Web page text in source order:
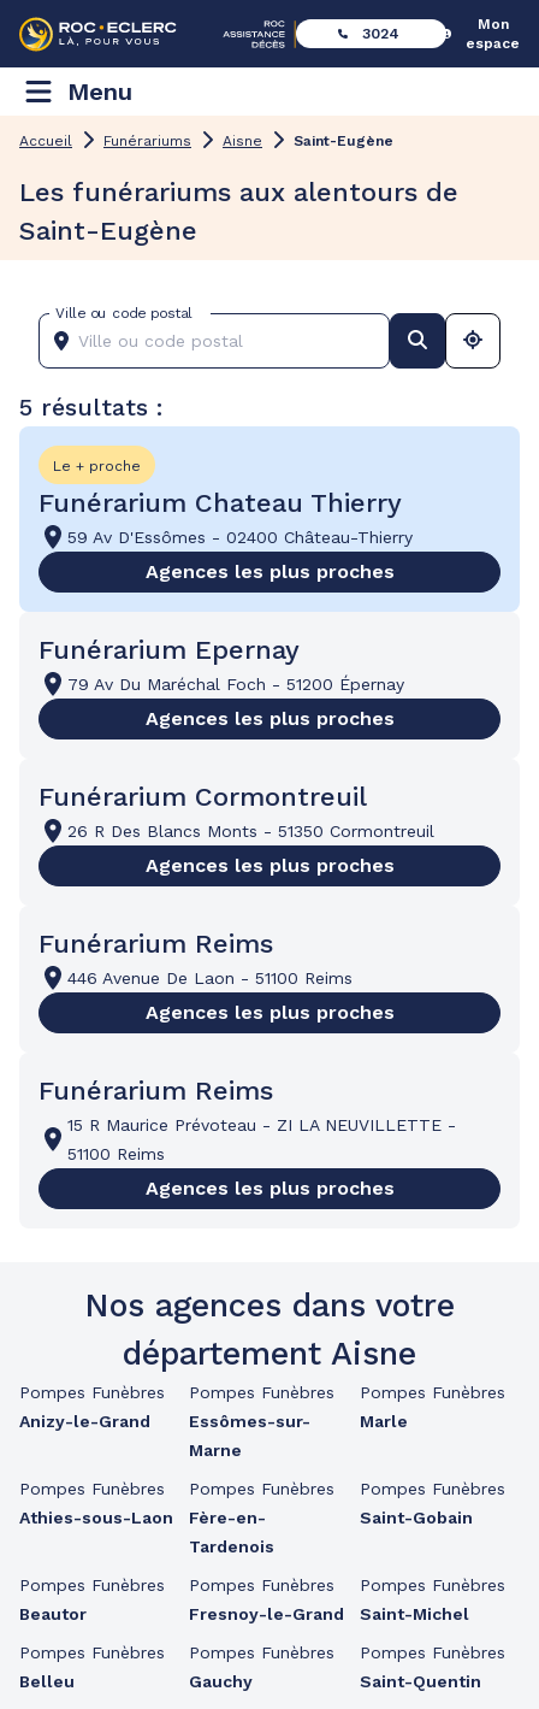
3024
Mon
espace
Menu
Accueil Funérariums Aisne Saint-Eugène
Les funérariums aux alentours de
Saint-Eugène
Ville ou code postal
5 résultats :
Le + proche
Funérarium Chateau Thierry
59 Av D'Essômes - 02400 Château-Thierry
Agences les plus proches
Funérarium Epernay
79 Av Du Maréchal Foch - 51200 Épernay
Agences les plus proches
Funérarium Cormontreuil
26 R Des Blancs Monts - 51350 Cormontreuil
Agences les plus proches
Funérarium Reims
446 Avenue De Laon - 51100 Reims
Agences les plus proches
Funérarium Reims
15 R Maurice Prévoteau - ZI LA NEUVILLETTE -
51100 Reims
Agences les plus proches
Nos agences dans votre
département Aisne
Pompes Funèbres
Anizy-le-Grand
Pompes Funèbres
Athies-sous-Laon
Pompes Funèbres
Beautor
Pompes Funèbres
Belleu
Pompes Funèbres
Essômes-sur-
Marne
Pompes Funèbres
Fère-en-
Tardenois
Pompes Funèbres
Fresnoy-le-Grand
Pompes Funèbres
Gauchy
Pompes Funèbres
Marle
Pompes Funèbres
Saint-Gobain
Pompes Funèbres
Saint-Michel
Pompes Funèbres
Saint-Quentin